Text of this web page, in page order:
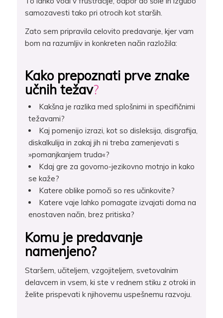
samozavesti tako pri otrocih kot starših.
Zato sem pripravila celovito predavanje, kjer vam
bom na razumljiv in konkreten način razložila:
Kako prepoznati prve znake
učnih težav?
Kakšna je razlika med splošnimi in specifičnimi
težavami?
Kaj pomenijo izrazi, kot so disleksija, disgrafija,
diskalkulija in zakaj jih ni treba zamenjevati s
»pomanjkanjem truda«?
Kdaj gre za govorno-jezikovno motnjo in kako
se kaže?
Katere oblike pomoči so res učinkovite?
Katere vaje lahko pomagate izvajati doma na
enostaven način, brez pritiska?
Komu je predavanje
namenjeno?
Staršem, učiteljem, vzgojiteljem, svetovalnim
delavcem in vsem, ki ste v rednem stiku z otroki in
želite prispevati k njihovemu uspešnemu razvoju.